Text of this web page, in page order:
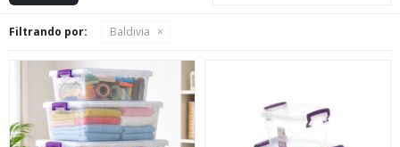
Filtrando por: Baldivia